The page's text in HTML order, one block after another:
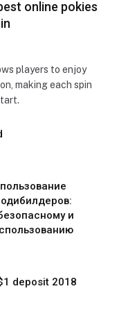
online pokies
players to enjoy
making each spin
и
deposit 2018